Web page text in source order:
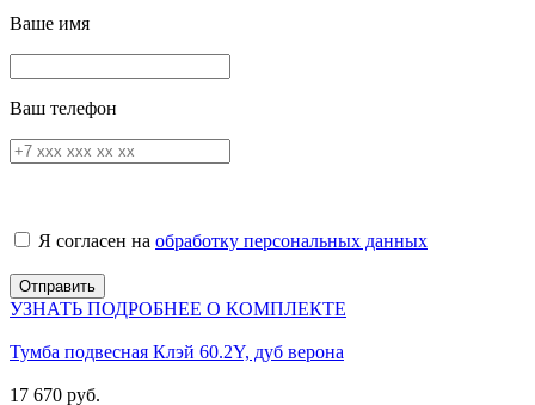
Ваше имя
Ваш телефон
Я согласен на обработку персональных данных
УЗНАТЬ ПОДРОБНЕЕ О КОМПЛЕКТЕ
Тумба подвесная Клэй 60.2Y, дуб верона
17 670 руб.